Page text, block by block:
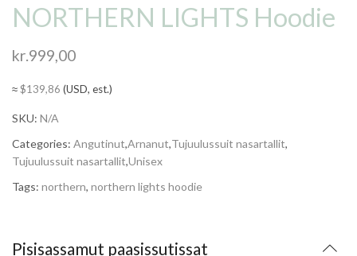
NORTHERN LIGHTS Hoodie
kr.999,00
≈$139,86 (USD, est.)
SKU: N/A
Categories: Angutinut,Arnanut,Tujuulussuit nasartallit,
Tujuulussuit nasartallit,Unisex
Tags: northern, northern lights hoodie
Pisisassamut paasissutissat